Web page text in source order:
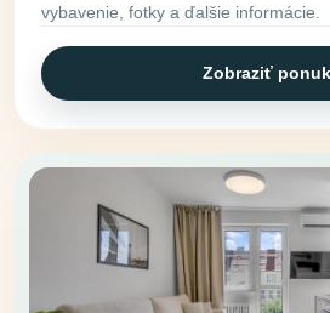
vybavenie, fotky a ďalšie informácie.
Zobraziť